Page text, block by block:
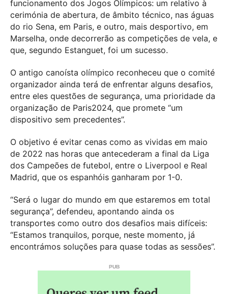
funcionamento dos Jogos Olímpicos: um relativo à
cerimónia de abertura, de âmbito técnico, nas águas
do rio Sena, em Paris, e outro, mais desportivo, em
Marselha, onde decorrerão as competições de vela, e
que, segundo Estanguet, foi um sucesso.
O antigo canoísta olímpico reconheceu que o comité
organizador ainda terá de enfrentar alguns desafios,
entre eles questões de segurança, uma prioridade da
organização de Paris2024, que promete “um
dispositivo sem precedentes”.
O objetivo é evitar cenas como as vividas em maio
de 2022 nas horas que antecederam a final da Liga
dos Campeões de futebol, entre o Liverpool e Real
Madrid, que os espanhóis ganharam por 1-0.
“Será o lugar do mundo em que estaremos em total
segurança”, defendeu, apontando ainda os
transportes como outro dos desafios mais difíceis:
“Estamos tranquilos, porque, neste momento, já
encontrámos soluções para quase todas as sessões”.